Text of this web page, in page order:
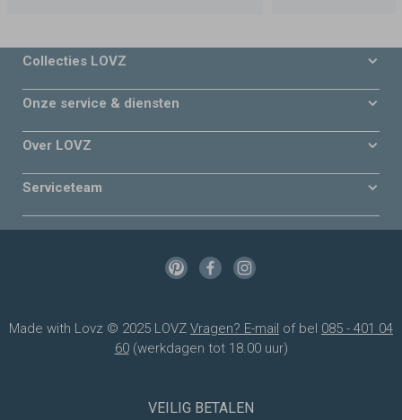
Collecties LOVZ
Onze service & diensten
Over LOVZ
Serviceteam
Made with Lovz © 2025 LOVZ Vragen? E-mail of bel 085 - 401 04
60(werkdagen tot 18.00 uur)
VEILIG BETALEN